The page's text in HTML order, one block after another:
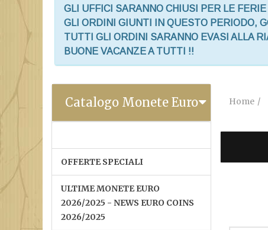
GLI UFFICI SARANNO CHIUSI PER LE
GLI ORDINI GIUNTI IN QUESTO PERIODO,
TUTTI GLI ORDINI SARANNO EVASI ALLA
BUONE VACANZE A TUTTI !!
Catalogo Monete Euro
OFFERTE SPECIALI
ULTIME MONETE EURO
2026/2025 - NEWS EURO COINS
2026/2025
Home